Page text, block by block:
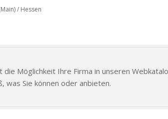
/ Hessen
die Möglichkeit Ihre Firma in unseren
was Sie können oder anbieten.